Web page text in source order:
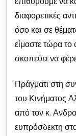
διαφορετικές
όσο και σε
είμαστε τώρα το
σκοπεύει να
Πράγματι στη
του Κινήματος
από τον κ.
ευπρόσδεκτη